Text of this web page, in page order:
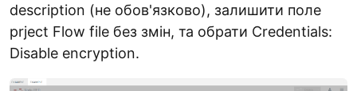
description (не обов'язково), залишити поле
prject Flow file без змін, та обрати Credentials:
Disable encryption.